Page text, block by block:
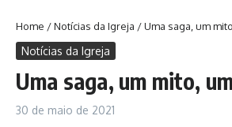
Home /Notícias da Igreja /Uma saga, um
Notícias da Igreja
Uma saga, um mito,
30 de maio de 2021